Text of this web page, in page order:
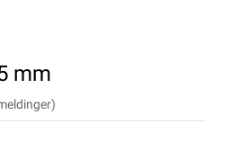
mm